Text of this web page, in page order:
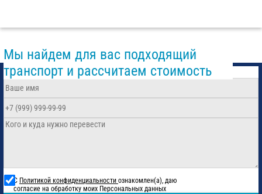
Мы найдем для вас подходящий
транспорт и рассчитаем стоимость
С Политикой конфиденциальности ознакомлен(а), даю
согласие на обработку моих Персональных данных